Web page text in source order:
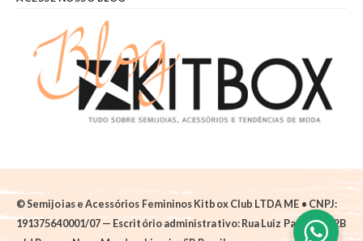
© Semijoias e Acessórios Femininos Kitbox Club LTDA ME • CNPJ:
191375640001/07 — Escritório administrativo: Rua Luiz Pantano, 62B